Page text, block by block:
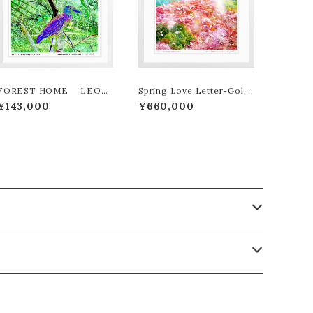
HOME LEON
版画作品180
限定
Spring Love Letter-Gold
edition LEON TERASHI
MA版画作品77作限定（オンラ
¥660,000